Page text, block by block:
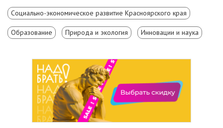
Социально-экономическое развитие Красноярского края
Образование Природа и экология Инновации и наука